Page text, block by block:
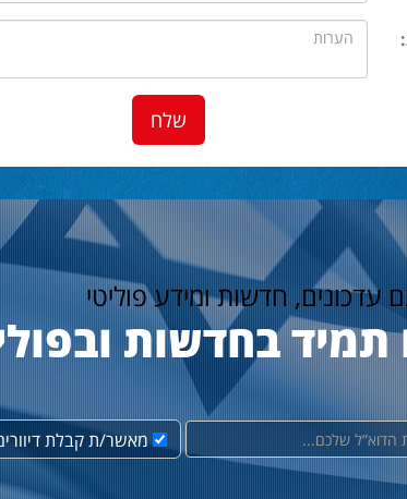
עדכונים, חדשות ומידע פוליטי
בחדשות
מאשר/ת קבלת